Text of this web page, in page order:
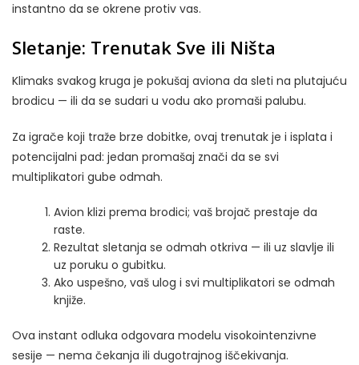
instantno da se okrene protiv vas.
Sletanje: Trenutak Sve ili Ništa
Klimaks svakog kruga je pokušaj aviona da sleti na plutajuću
brodicu — ili da se sudari u vodu ako promaši palubu.
Za igrače koji traže brze dobitke, ovaj trenutak je i isplata i
potencijalni pad: jedan promašaj znači da se svi
multiplikatori gube odmah.
Avion klizi prema brodici; vaš brojač prestaje da
raste.
Rezultat sletanja se odmah otkriva — ili uz slavlje ili
uz poruku o gubitku.
Ako uspešno, vaš ulog i svi multiplikatori se odmah
knjiže.
Ova instant odluka odgovara modelu visokointenzivne
sesije — nema čekanja ili dugotrajnog iščekivanja.